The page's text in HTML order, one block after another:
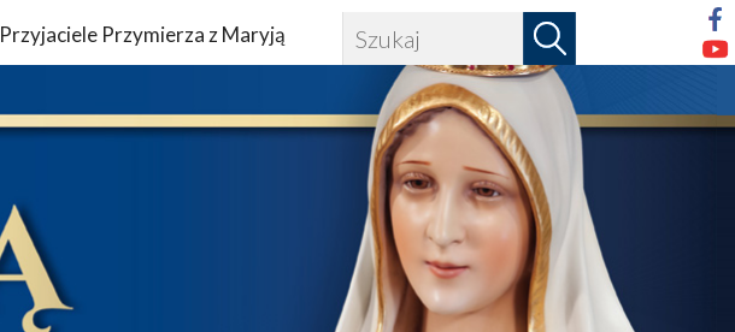
Przyjaciele Przymierza z Maryją